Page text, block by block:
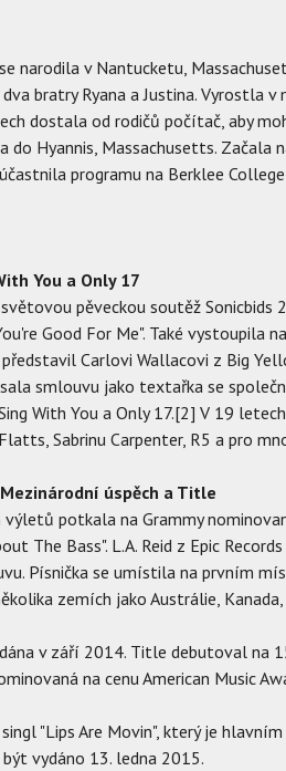
narodila v Nantucketu,
dva bratry Ryana a Justina. Vyrostla
dostala od rodičů počítač, aby
do Hyannis, Massachusetts. Začala
programu na Berklee
You a Only 17
pěveckou soutěž Sonicbids
Good For Me". Také vystoupila
Carlovi Wallacovi z Big
smlouvu jako textařka se
With You a Only 17.[2] V 19
Sabrinu Carpenter, R5 a pro
úspěch a Title
potkala na Grammy
The Bass". L.A. Reid z Epic
Písnička se umístila na prvním
zemích jako Austrálie,
v září 2014. Title debutoval na
na cenu American Music
"Lips Are Movin", který je
vydáno 13. ledna 2015.